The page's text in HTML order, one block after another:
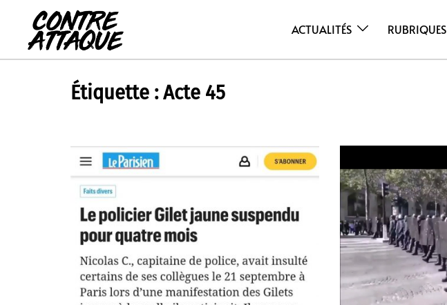
contenu
ACTUALITÉS RUBRIQUES
Étiquette :Acte 45